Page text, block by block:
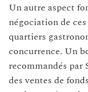
Un autre aspect
négociation de
quartiers
concurrence. Un
recommandés par
des ventes de